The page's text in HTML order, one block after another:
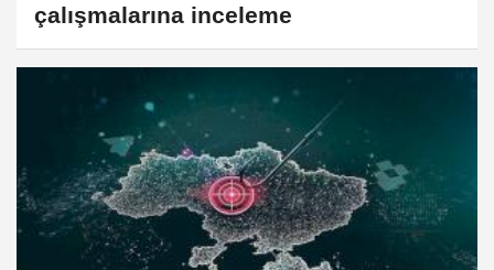
çalışmalarına inceleme